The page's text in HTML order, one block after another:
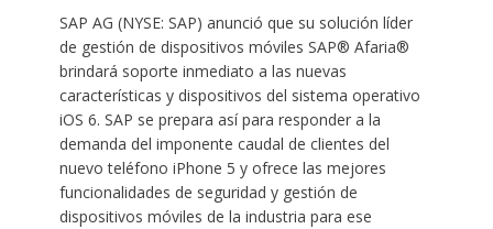
SAP AG (NYSE: SAP) anunció que su solución líder
de gestión de dispositivos móviles SAP® Afaria®
brindará soporte inmediato a las nuevas
características y dispositivos del sistema operativo
iOS 6. SAP se prepara así para responder a la
demanda del imponente caudal de clientes del
nuevo teléfono iPhone 5 y ofrece las mejores
funcionalidades de seguridad y gestión de
dispositivos móviles de la industria para ese